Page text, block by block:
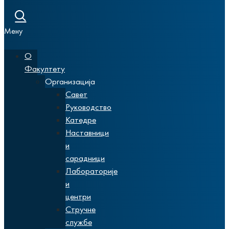
Мену
О
Факултету
Организација
Савет
Руководство
Катедре
Наставници
и
сарадници
Лабораторије
и
центри
Стручне
службе